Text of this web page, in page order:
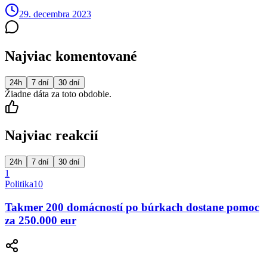
29. decembra 2023
Najviac komentované
24h 7 dní 30 dní
Žiadne dáta za toto obdobie.
Najviac reakcií
24h 7 dní 30 dní
1
Politika10
Takmer 200 domácností po búrkach dostane pomoc
za 250.000 eur